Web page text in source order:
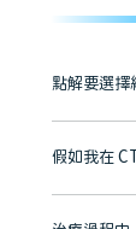
點解要選擇
維港口腔踐
牌」、「
至今已服務
市市民極高
假如我在
不會！只要